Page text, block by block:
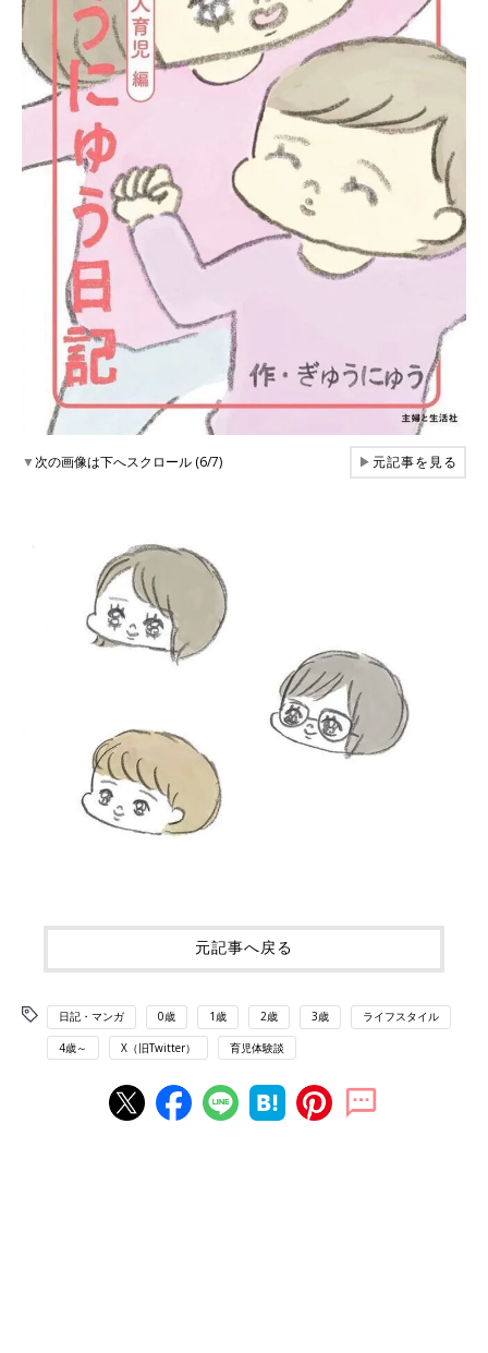
▼次の画像は下へスクロール (6/7) ▶元記事を見る
元記事へ戻る
日記・マンガ 0歳 1歳 2歳 3歳 ライフスタイル
4歳～ X（旧Twitter） 育児体験談